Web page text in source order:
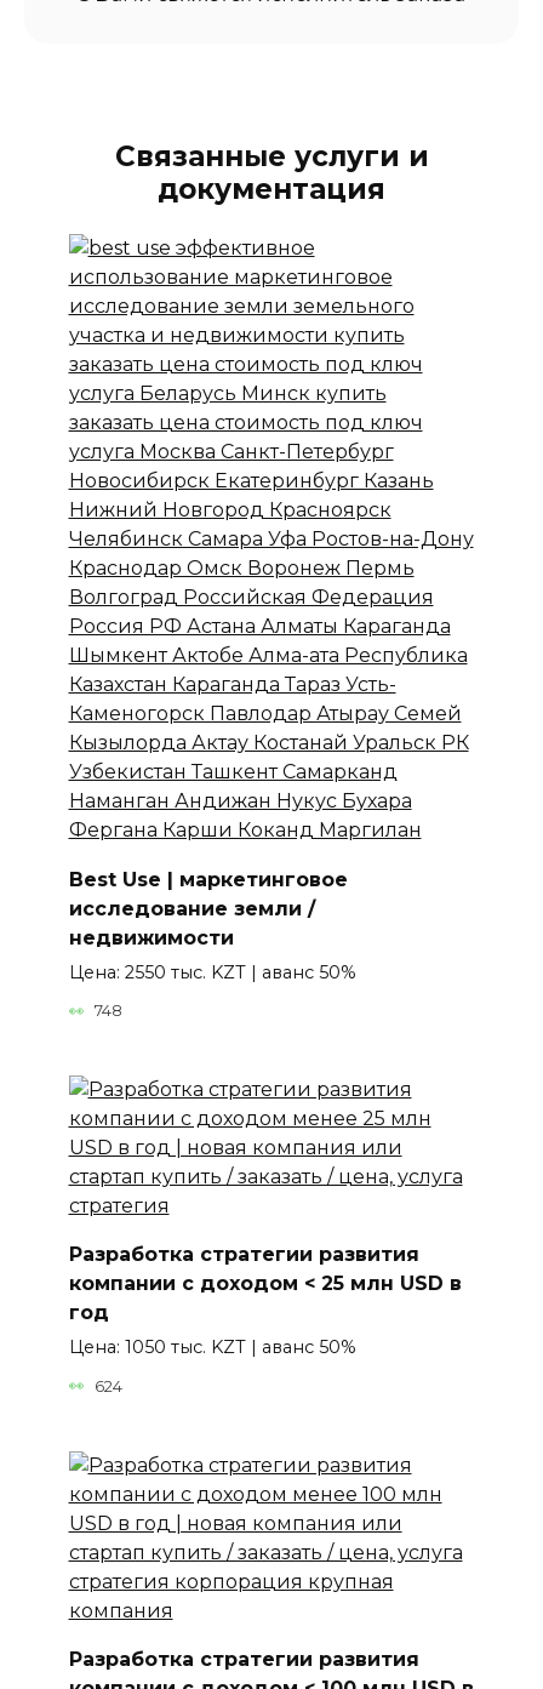
Связанные услуги и
документация
Best Use | маркетинговое
исследование земли /
недвижимости
Цена: 2550 тыс. KZT | аванс 50%
748
Разработка стратегии развития
компании с доходом < 25 млн USD в
год
Цена: 1050 тыс. KZT | аванс 50%
624
Разработка стратегии развития